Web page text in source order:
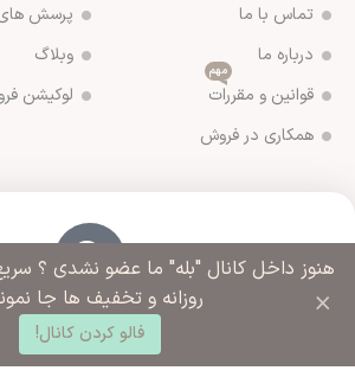
تماس با ما
درباره ما
قوانین و مقررات
مهم
همکاری در فروش
پرسش
وبلاگ
لوکیشن
آدرس فروشگاه
ورامین مجتمع ادارات خیابان آزادگان
سبزواری نبش کوچه شهید
هنوز داخل کانال "بله" ما عضو نشدی ؟
روزانه و تخفیف ها جا
فالو کردن کانال!
×